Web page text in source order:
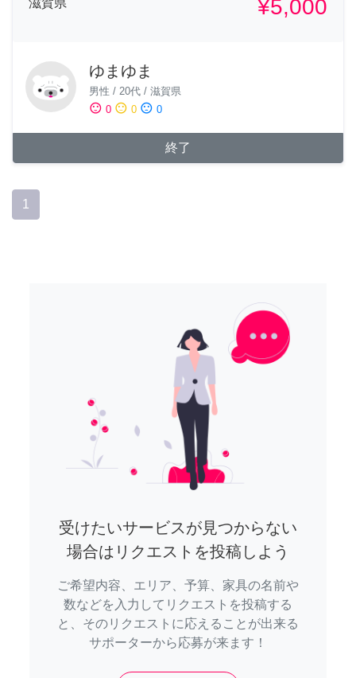
滋賀県 ¥5,000
ゆまゆま
男性 / 20代 / 滋賀県
sentiment_satisfied 0 sentiment_neutral 0 sentiment_dissatisfied 0
終了
1
受けたいサービスが見つからない
場合はリクエストを投稿しよう
ご希望内容、エリア、予算、家具の名前や
数などを入力してリクエストを投稿する
と、そのリクエストに応えることが出来る
サポーターから応募が来ます！